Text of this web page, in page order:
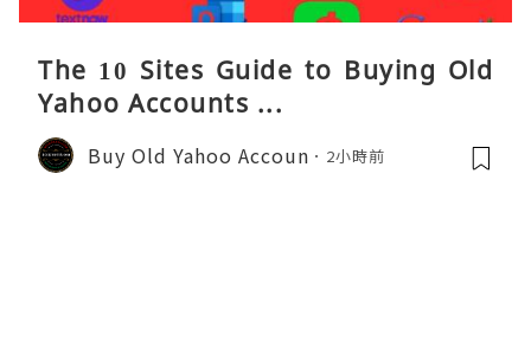
The 10 Sites Guide to Buying Old
Yahoo Accounts ...
Buy Old Yahoo Accoun 2小時前